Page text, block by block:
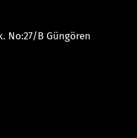
No:27/B Güngören